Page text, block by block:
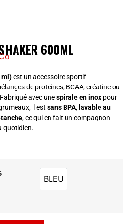
600ML
ml)est un accessoire sportif
de protéines, BCAA, créatine ou
avec unespirale en inox pour
il est sans BPA, lavable au
, ce qui en fait un compagnon
quotidien.
BLEU
BLEU